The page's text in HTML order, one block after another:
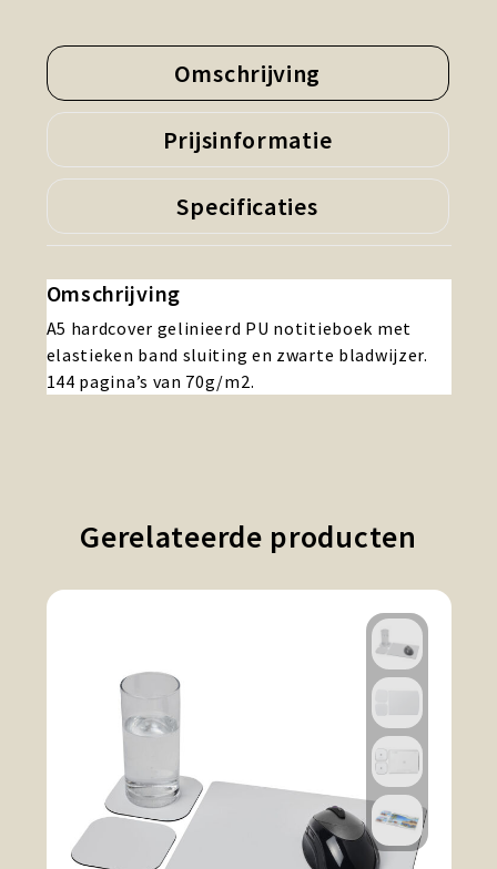
Omschrijving
Prijsinformatie
Specificaties
Omschrijving
A5 hardcover gelinieerd PU notitieboek met
elastieken band sluiting en zwarte bladwijzer.
144 pagina’s van 70g/m2.
Gerelateerde producten